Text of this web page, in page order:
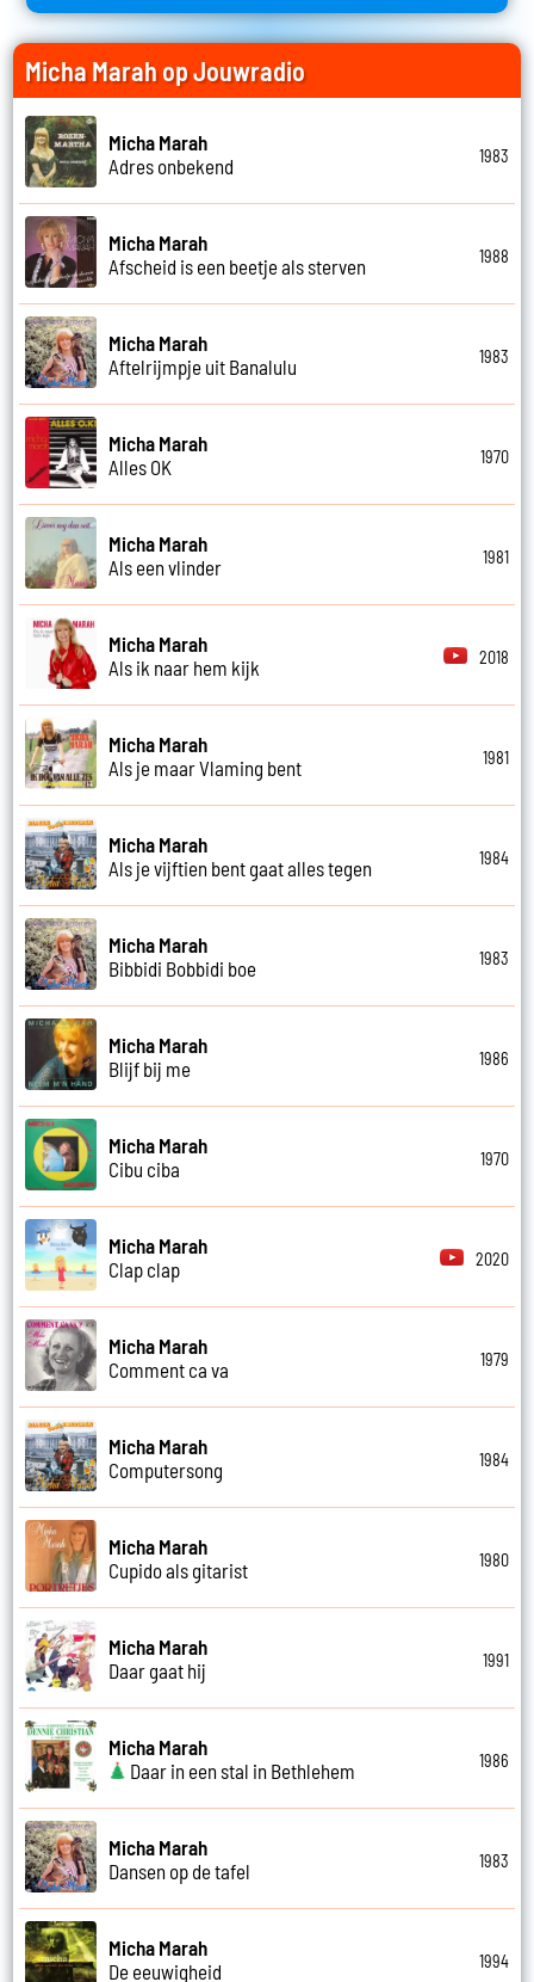
Micha Marah op Jouwradio
Micha Marah
Adres onbekend
1983
Micha Marah
Afscheid is een beetje als sterven
1988
Micha Marah
Aftelrijmpje uit Banalulu
1983
Micha Marah
Alles OK
1970
Micha Marah
Als een vlinder
1981
Micha Marah
Als ik naar hem kijk
2018
Micha Marah
Als je maar Vlaming bent
1981
Micha Marah
Als je vijftien bent gaat alles tegen
1984
Micha Marah
Bibbidi Bobbidi boe
1983
Micha Marah
Blijf bij me
1986
Micha Marah
Cibu ciba
1970
Micha Marah
Clap clap
2020
Micha Marah
Comment ca va
1979
Micha Marah
Computersong
1984
Micha Marah
Cupido als gitarist
1980
Micha Marah
Daar gaat hij
1991
Micha Marah
Daar in een stal in Bethlehem
1986
Micha Marah
Dansen op de tafel
1983
Micha Marah
De eeuwigheid
1994